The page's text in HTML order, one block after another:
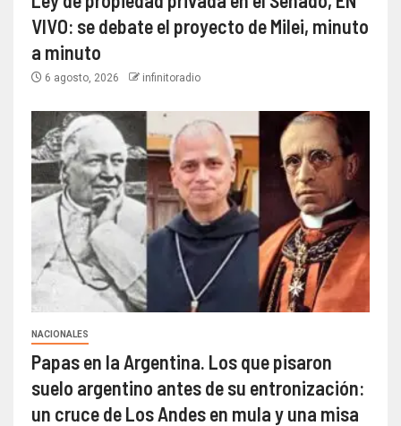
VIVO: se debate el proyecto de Milei, minuto
a minuto
6 agosto, 2026 infinitoradio
NACIONALES
Papas en la Argentina. Los que pisaron
suelo argentino antes de su entronización:
un cruce de Los Andes en mula y una misa